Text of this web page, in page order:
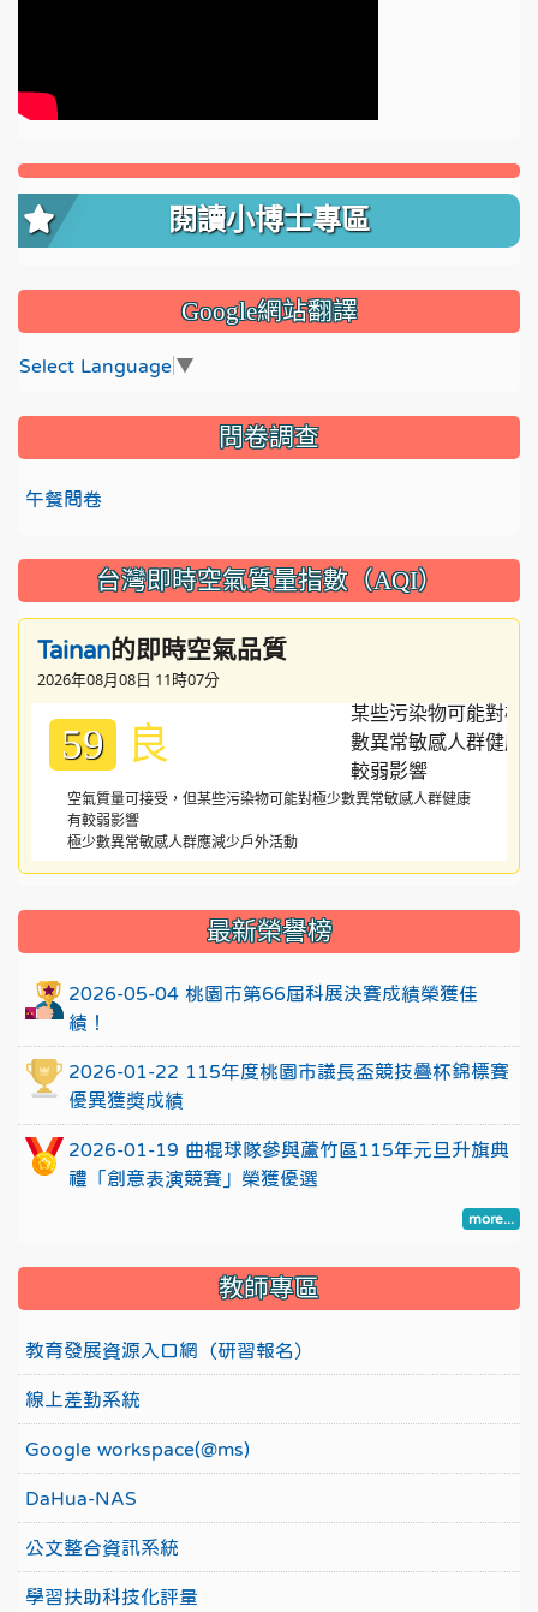
閱讀小博士專區
Google網站翻譯
Select Language ▼
問卷調查
午餐問卷
台灣即時空氣質量指數（AQI）
Tainan的即時空氣品質
2026年08月08日 11時07分
59 良
空氣質量可接受，但某些污染物可能對極少數異常敏感人群健康
有較弱影響
極少數異常敏感人群應減少戶外活動
::: 最新榮譽榜
2026-05-04 桃園市第66屆科展決賽成績榮獲佳
績！
2026-01-22 115年度桃園市議長盃競技疊杯錦標賽
優異獲獎成績
2026-01-19 曲棍球隊參與蘆竹區115年元旦升旗典
禮「創意表演競賽」榮獲優選
more...
教師專區
教育發展資源入口網（研習報名）
線上差勤系統
Google workspace(@ms)
DaHua-NAS
公文整合資訊系統
學習扶助科技化評量